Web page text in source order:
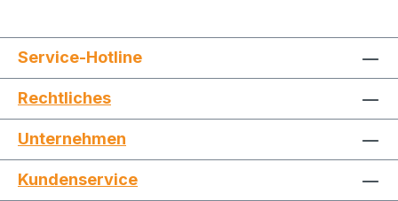
Service-Hotline
Rechtliches
Unternehmen
Kundenservice